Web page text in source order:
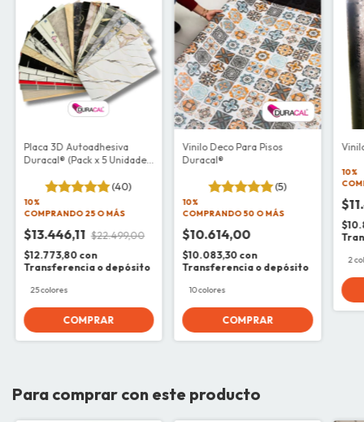
Placa 3D Autoadhesiva
Duracal® (Pack x 5 Unidades
(40)
10%
COMPRANDO 25 O MÁS
$13.446,11 $22.499,00
$12.773,80 con
Transferencia o depósito
25 colores
COMPRAR
Vinilo Deco Para Pisos
Duracal®
(5)
10%
COMPRANDO 50 O MÁS
$10.614,00
$10.083,30 con
Transferencia o depósito
10 colores
COMPRAR
10%
2
Para comprar con este producto